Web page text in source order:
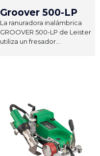
Groover 500-LP
La ranuradora inalámbrica
GROOVER 500-LP de Leister
utiliza un fresador...